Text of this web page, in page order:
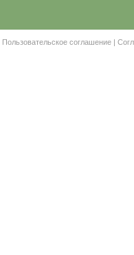
Пользовательское соглашение |